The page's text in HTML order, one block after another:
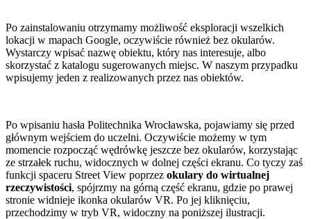
Po zainstalowaniu otrzymamy możliwość eksploracji wszelkich
lokacji w mapach Google, oczywiście również bez okularów.
Wystarczy wpisać nazwę obiektu, który nas interesuje, albo
skorzystać z katalogu sugerowanych miejsc. W naszym przypadku
wpisujemy jeden z realizowanych przez nas obiektów.
Po wpisaniu hasła Politechnika Wrocławska, pojawiamy się przed
głównym wejściem do uczelni. Oczywiście możemy w tym
momencie rozpocząć wędrówkę jeszcze bez okularów, korzystając
ze strzałek ruchu, widocznych w dolnej części ekranu. Co tyczy zaś
funkcji spaceru Street View poprzez okulary do wirtualnej
rzeczywistości, spójrzmy na górną część ekranu, gdzie po prawej
stronie widnieje ikonka okularów VR. Po jej kliknięciu,
przechodzimy w tryb VR, widoczny na poniższej ilustracji.